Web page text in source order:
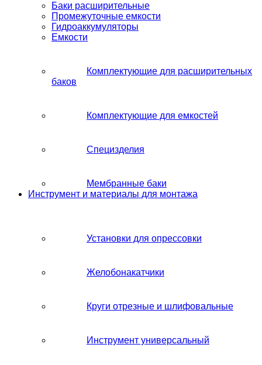
Баки расширительные
Промежуточные емкости
Гидроаккумуляторы
Емкости
Комплектующие для расширительных
баков
Комплектующие для емкостей
Специзделия
Мембранные баки
Инструмент и материалы для монтажа
Установки для опрессовки
Желобонакатчики
Круги отрезные и шлифовальные
Инструмент универсальный